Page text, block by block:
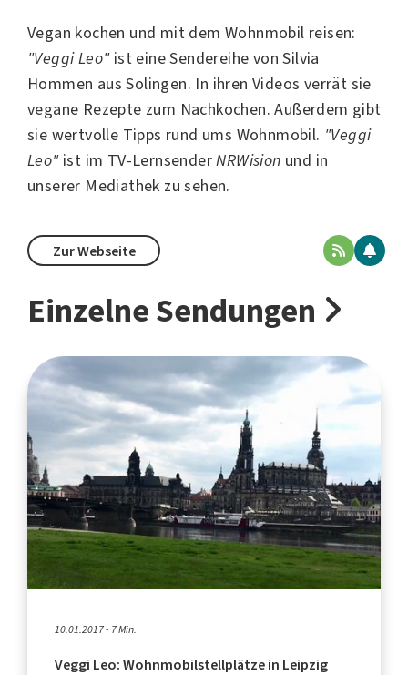
Vegan kochen und mit dem Wohnmobil reisen:
"Veggi Leo"ist eine Sendereihe von Silvia
Hommen ausSolingen. In ihren Videos verrät sie
vegane Rezepte zum Nachkochen. Außerdem gibt
sie wertvolle Tipps rund ums Wohnmobil. "Veggi
Leo"ist im TV-LernsenderNRWision und in
unserer Mediathek zu sehen.
Zur Webseite
Einzelne Sendungen
10.01.2017 - 7 Min.
Veggi Leo: Wohnmobilstellplätze in Leipzig